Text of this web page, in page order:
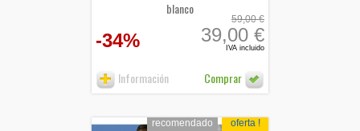
-34% 39,00 €
IVA incluido
59,00 €
Información Comprar
blanco
oferta !
recomendado